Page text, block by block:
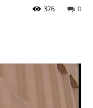
0
376